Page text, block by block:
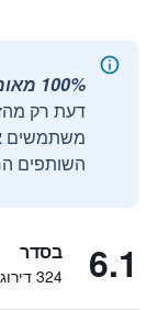
100% מאומת.
דעת רק
השותפים
6.1 בסדר
324 דירוגים מאומתים